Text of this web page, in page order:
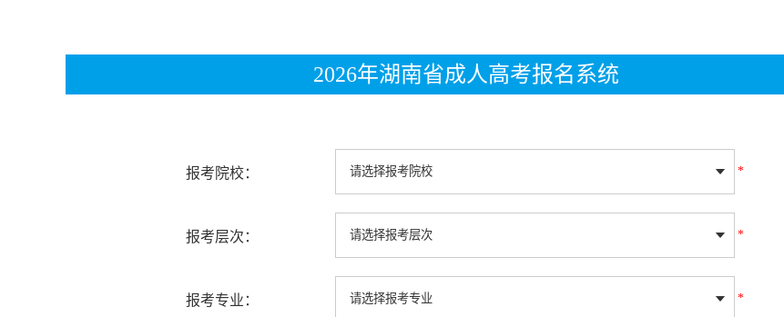
2026年湖南省成人高考报名系统
报考院校： *
报考层次： *
报考专业： *